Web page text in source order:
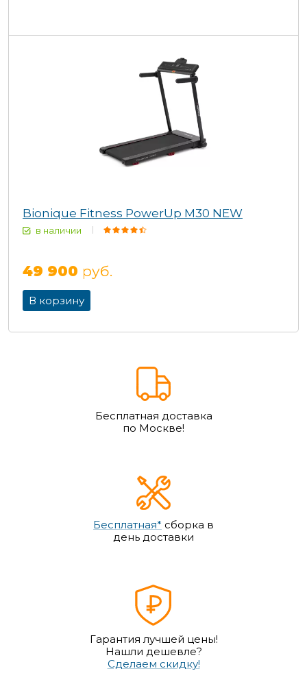
Bionique Fitness PowerUp M30 NEW
в наличии
49 900 руб.
В корзину
Бесплатная доставка
по Москве!
Бесплатная* сборка в
день доставки
Гарантия лучшей цены!
Нашли дешевле?
Сделаем скидку!